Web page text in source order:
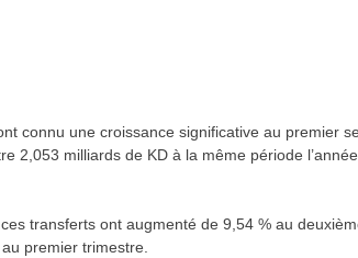
connu une croissance significative au premier
2,053 milliards de KD à la même période
transferts ont augmenté de 9,54 % au
premier trimestre.